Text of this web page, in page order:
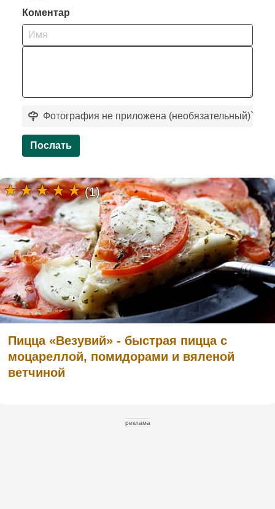
Коментар
Фотография не приложена (необязательный)`
Послать
Пицца «Везувий» - быстрая пицца с
моцареллой, помидорами и вяленой
ветчиной
(1)
реклама